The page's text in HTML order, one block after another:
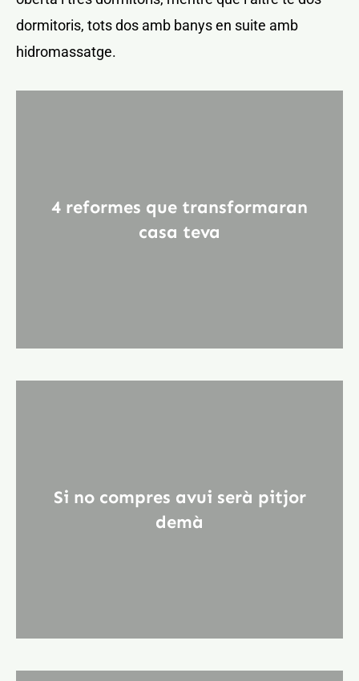
dormitoris, tots dos amb banys en suite amb
hidromassatge.
4 reformes que transformaran
casa teva
Si no compres avui serà pitjor
demà